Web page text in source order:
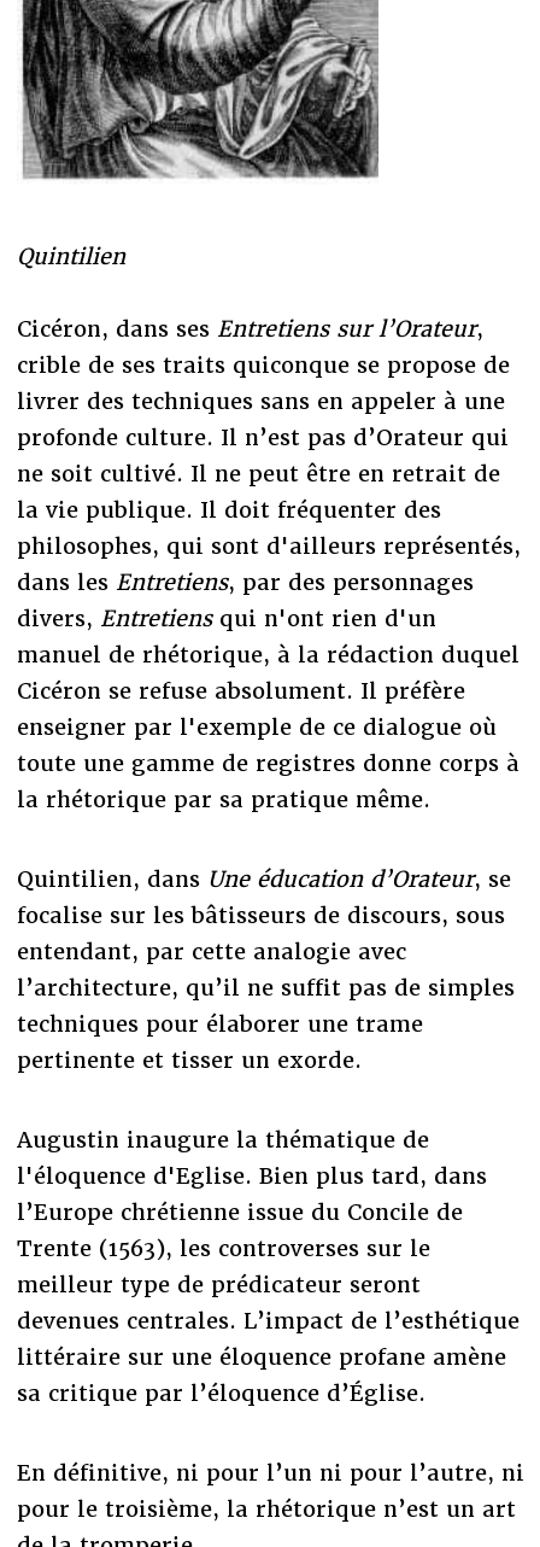
Quintilien
Cicéron, dans ses Entretiens sur l’Orateur,
crible de ses traits quiconque se propose de
livrer des techniques sans en appeler à une
profonde culture. Il n’est pas d’Orateur qui
ne soit cultivé. Il ne peut être en retrait de
la vie publique. Il doit fréquenter des
philosophes, qui sont d'ailleurs représentés,
dans les Entretiens, par des personnages
divers, Entretiensqui n'ont rien d'un
manuel de rhétorique, à la rédaction duquel
Cicéron se refuse absolument. Il préfère
enseigner par l'exemple de ce dialogue où
toute une gamme de registres donne corps à
la rhétorique par sa pratique même.
Quintilien, dans Une éducation d’Orateur, se
focalise sur les bâtisseurs de discours, sous
entendant, par cette analogie avec
l’architecture, qu’il ne suffit pas de simples
techniques pour élaborer une trame
pertinente et tisser un exorde.
Augustin inaugure la thématique de
l'éloquence d'Eglise. Bien plus tard, dans
l’Europe chrétienne issue du Concile de
Trente (1563), les controverses sur le
meilleur type de prédicateur seront
devenues centrales. L’impact de l’esthétique
littéraire sur une éloquence profane amène
sa critique par l’éloquence d’Église.
En définitive, ni pour l’un ni pour l’autre, ni
pour le troisième, la rhétorique n’est un art